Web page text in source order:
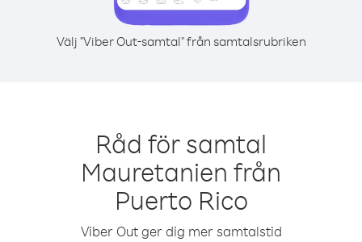
Välj "Viber Out-samtal" från samtalsrubriken
Råd för samtal
Mauretanien från
Puerto Rico
Viber Out ger dig mer samtalstid